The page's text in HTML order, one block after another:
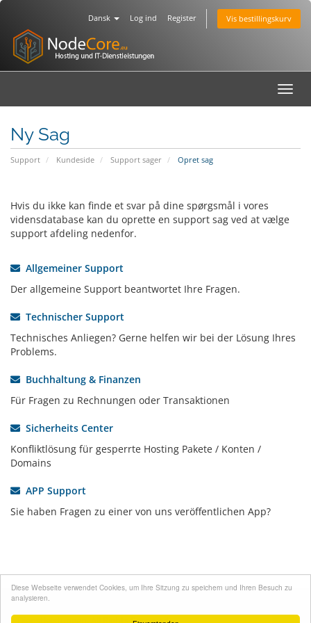
Diese Webseite verwendet Cookies, um Ihre Sitzung zu speichern und Ihren Besuch zu
analysieren.
Dansk Log ind Register Vis bestillingskurv
Ny Sag
Support Kundeside Support sager Opret sag
Hvis du ikke kan finde et svar på dine spørgsmål i vores
vidensdatabase kan du oprette en support sag ved at vælge
support afdeling nedenfor.
Allgemeiner Support
Der allgemeine Support beantwortet Ihre Fragen.
Technischer Support
Technisches Anliegen? Gerne helfen wir bei der Lösung Ihres
Problems.
Buchhaltung & Finanzen
Für Fragen zu Rechnungen oder Transaktionen
Sicherheits Center
Konfliktlösung für gesperrte Hosting Pakete / Konten /
Domains
APP Support
Sie haben Fragen zu einer von uns veröffentlichen App?
Dienstleistungen. All Rights Reserved.